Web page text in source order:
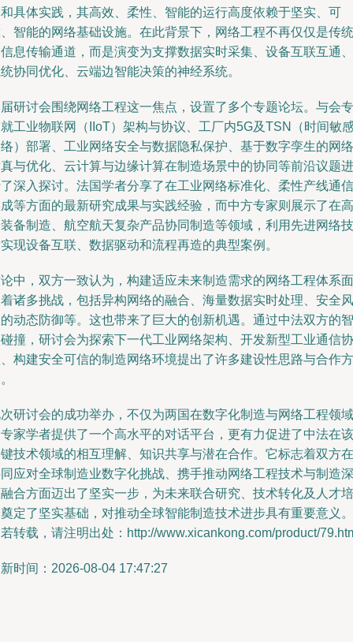
具体实践，其高效、柔性、智能的运行高度依赖于坚实、可
智能的网络基础设施。在此背景下，网络工程不再仅仅是传统
息传输通道，而是演变为支撑数据实时采集、设备互联互通、
协同优化、云端边智能决策的神经系统。
研讨会围绕网络工程这一焦点，设置了多个专题论坛。与会专
工业物联网（IIoT）架构与协议、工厂内5G及TSN（时间敏
）部署、工业网络安全与数据隐私保护、基于数字孪生的网络
与优化、云计算与边缘计算在制造场景中的协同等前沿议题进
深入探讨。法国学者分享了在工业网络标准化、柔性产线通信
等方面的最新研究成果与实践经验，而中方专家则展示了在高
备制造、航空航天复杂产品协同制造等领域，利用先进网络技
现设备互联、数据驱动和流程再造的典型案例。
中，双方一致认为，构建适应未来制造需求的网络工程体系面
诸多挑战，包括异构网络的融合、海量数据实时处理、安全风
动态防御等。这也带来了巨大的创新机遇。通过中法双方的智
撞，研讨会为探索下一代工业网络架构、开发新型工业通信协
构建安全可信的制造网络环境提出了许多建设性思路与合作方
研讨会的成功举办，不仅为两国在数字化制造与网络工程领域
家学者提供了一个高水平的对话平台，更有力促进了中法在该
技术领域的相互理解、知识共享与潜在合作。它标志着双方在
应对全球制造业数字化挑战、携手推动网络工程技术与制造深
合方面迈出了坚实一步，为未来联合研究、技术转化及人才培
定了坚实基础，对推动全球智能制造技术进步具有重要意义。
转载，请注明出处：http://www.xicankong.com/product/
时间：2026-08-04 17:47:27